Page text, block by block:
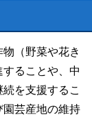
（野菜や花き
ることや、中
を支援するこ
園芸産地の維持